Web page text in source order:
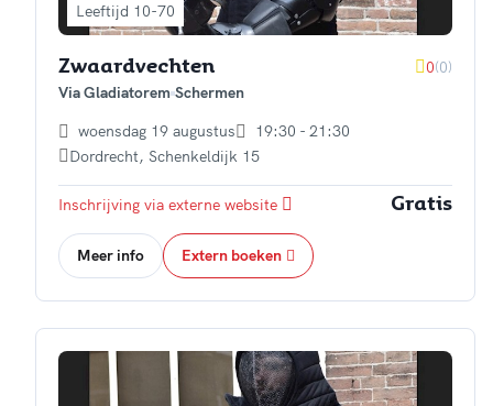
Leeftijd 10-70
Zwaardvechten 0(0)
Via Gladiatorem Schermen
woensdag 19 augustus
19:30 - 21:30
Dordrecht, Schenkeldijk 15
Inschrijving via externe website Gratis
Meer info Extern boeken